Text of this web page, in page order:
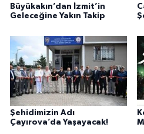
Büyükakın’dan İzmit’in
Geleceğine Yakın Takip
Şehidimizin Adı
Çayırova’da Yaşayacak!